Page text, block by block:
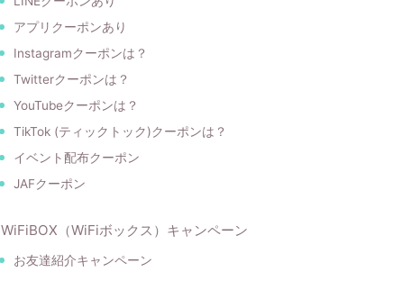
アプリクーポンあり
Instagramクーポンは？
Twitterクーポンは？
YouTubeクーポンは？
TikTok (ティックトック)クーポンは？
イベント配布クーポン
JAFクーポン
WiFiBOX（WiFiボックス）キャンペーン
お友達紹介キャンペーン